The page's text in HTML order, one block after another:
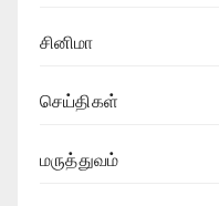
சினிமா
செய்திகள்
மருத்துவம்